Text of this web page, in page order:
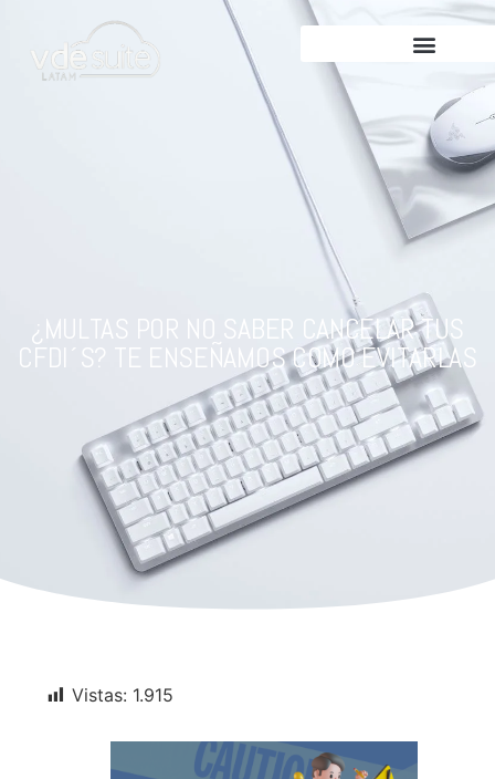
¿MULTAS POR NO SABER CANCELAR TUS
CFDI´S? TE ENSEÑAMOS COMO EVITARLAS
Vistas: 1.915